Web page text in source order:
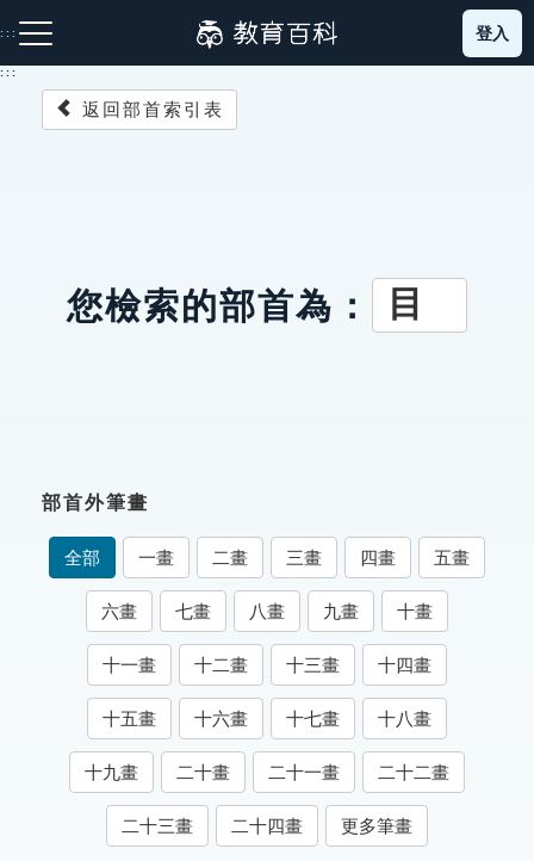
到
主
:::
成語故事
索引選單
知識索引
單字索引
生命大百科索引
遊戲專區
登入
:::
返回部首索引表
您檢索的部首為： 目
部首外筆畫
全部 一畫 二畫 三畫 四畫 五畫
六畫 七畫 八畫 九畫 十畫
十一畫 十二畫 十三畫 十四畫
十五畫 十六畫 十七畫 十八畫
十九畫 二十畫 二十一畫 二十二畫
二十三畫 二十四畫 更多筆畫